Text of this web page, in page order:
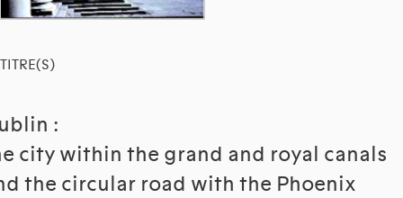
TITRE(S)
:
city within the grand and royal canals
the circular road with the Phoenix